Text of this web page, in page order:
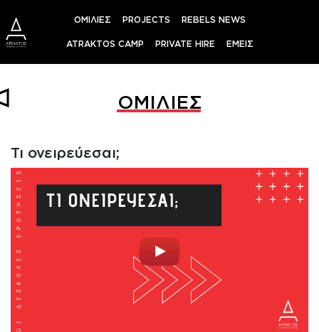
content
ΟΜΙΛΙΕΣ PROJECTS REBELS NEWS
ATRAKTOS CAMP PRIVATE HIRE ΕΜΕΙΣ
ΟΜΙΛΙΕΣ
Τι ονειρεύεσαι;